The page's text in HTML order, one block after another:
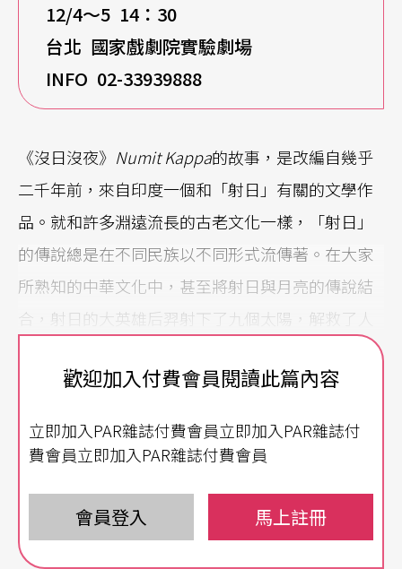
12/4～5 14 ：30
台北 國家戲劇院實驗劇場
INFO 02-33939888
《沒日沒夜》 Numit Kappa的故事，是改編自幾乎
二千年前，來自印度一個和「射日」有關的文學作
品。就和許多淵遠流長的古老文化一樣，「射日」
的傳說總是在不同民族以不同形式流傳著。在大家
所熟知的中華文化中，甚至將射日與月亮的傳說結
合，射日的大英雄后羿射下了九個太陽，解救了人
民後，卻抵擋不了權力的誘惑，最後成為另一個暴
君，逼著妻子嫦娥奔向月亮（當然了，這只不過是
也不是重點！）
源於印度古典文學以兩個太陽隱喻統治者
推翻太陽荼毒的大英雄，日後成為人民統治者之後
歡迎加入付費會員閱讀此篇內容
立即加入PAR雜誌付費會員立即加入PAR雜誌付
費會員立即加入PAR雜誌付費會員
會員登入 馬上註冊